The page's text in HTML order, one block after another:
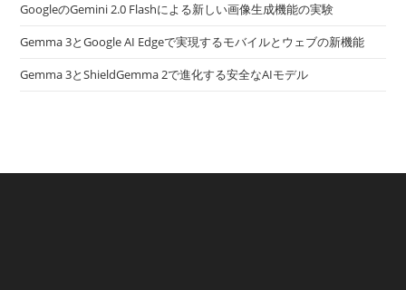
GoogleのGemini 2.0 Flashによる新しい画像生成機能の実験
Gemma 3とGoogle AI Edgeで実現するモバイルとウェブの新機能
Gemma 3とShieldGemma 2で進化する安全なAIモデル